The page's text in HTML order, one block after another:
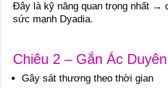
Đây là kỹ năng quan trọng nhất →
sức mạnh Dyadia.
Chiêu 2 – Gắn Ác Duyên
Gây sát thương theo thời gian